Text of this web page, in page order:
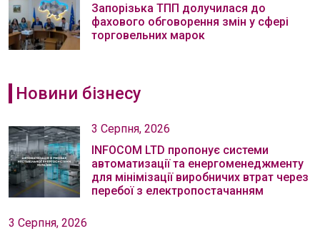
Запорізька ТПП долучилася до
фахового обговорення змін у сфері
торговельних марок
Новини бізнесу
3 Серпня, 2026
INFOCOM LTD пропонує системи
автоматизації та енергоменеджменту
для мінімізації виробничих втрат через
перебої з електропостачанням
3 Серпня, 2026